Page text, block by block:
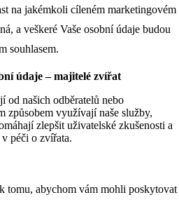
na jakémkoli cíleném marketingovém
a veškeré Vaše osobní údaje budou
souhlasem.
údaje – majitelé zvířat
od našich odběratelů nebo
způsobem využívají naše služby,
zlepšit uživatelské zkušenosti a
péči o zvířata.
tomu, abychom vám mohli poskytovat